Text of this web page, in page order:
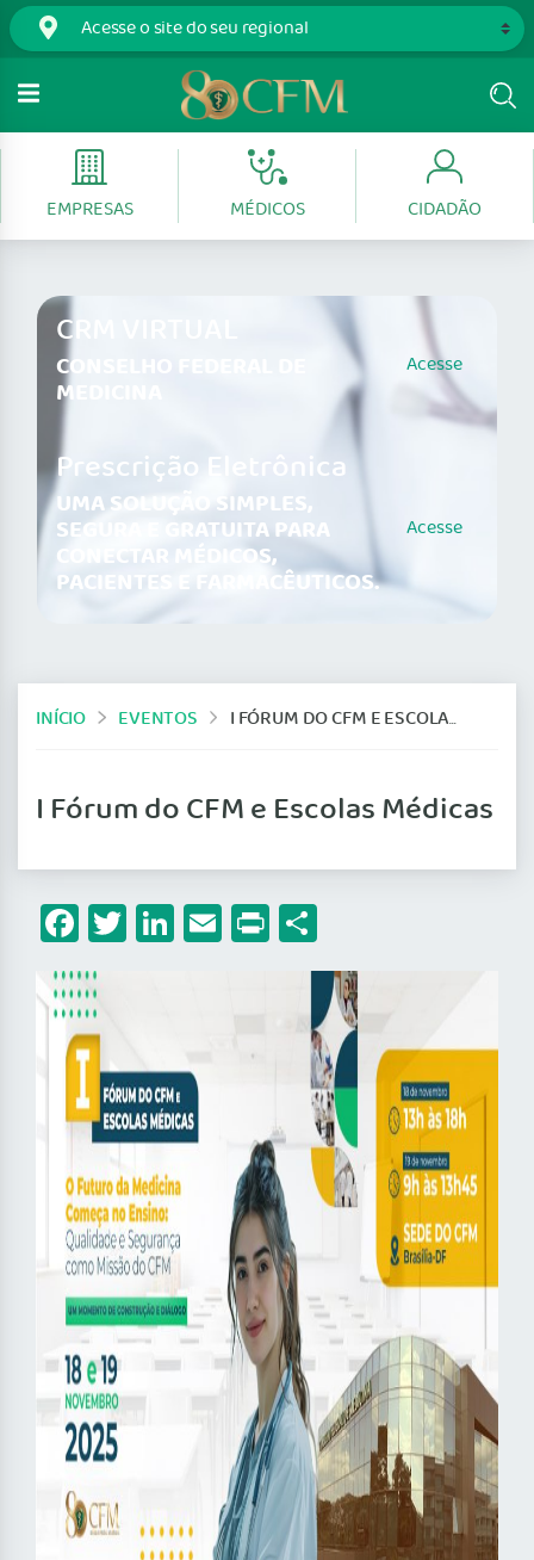
EMPRESAS MÉDICOS CIDADÃO
CRM VIRTUAL
CONSELHO FEDERAL DE
MEDICINA
Acesse
Prescrição Eletrônica
UMA SOLUÇÃO SIMPLES,
SEGURA E GRATUITA PARA
CONECTAR MÉDICOS,
PACIENTES E FARMACÊUTICOS.
Acesse
INÍCIO EVENTOS I FÓRUM DO CFM E ESCOLAS MÉDICAS
I Fórum do CFM e Escolas Médicas
Facebook
Twitter
LinkedIn
Email
Print